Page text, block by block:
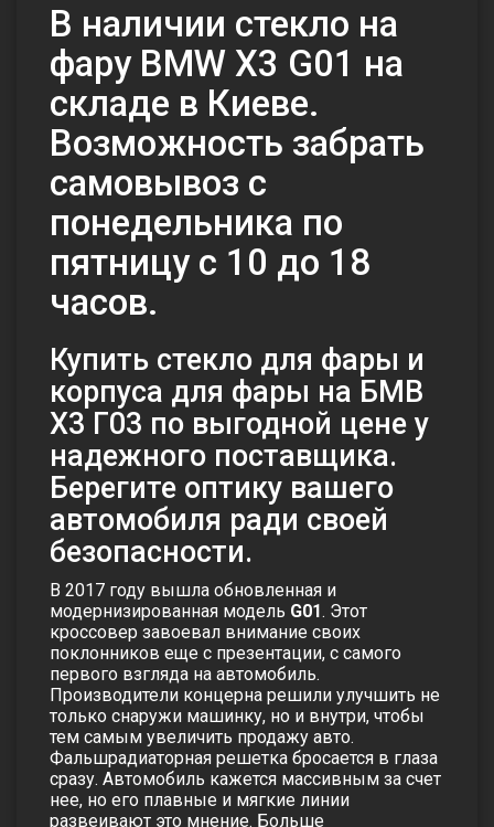
В наличии стекло на
фару BMW X3 G01 на
складе в Киеве.
Возможность забрать
самовывоз с
понедельника по
пятницу с 10 до 18
часов.
Купить стекло для фары и
корпуса для фары на БМВ
Х3 Г03 по выгодной цене у
надежного поставщика.
Берегите оптику вашего
автомобиля ради своей
безопасности.
В 2017 году вышла обновленная и
модернизированная модель G01. Этот
кроссовер завоевал внимание своих
поклонников еще с презентации, с самого
первого взгляда на автомобиль.
Производители концерна решили улучшить не
только снаружи машинку, но и внутри, чтобы
тем самым увеличить продажу авто.
Фальшрадиаторная решетка бросается в глаза
сразу. Автомобиль кажется массивным за счет
нее, но его плавные и мягкие линии
развеивают это мнение. Больше